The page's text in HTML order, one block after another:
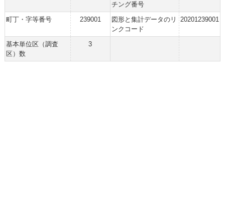
チング番号
町丁・字等番号 239001
図形と集計データのリ
ンクコード
20201239001
基本単位区（調査
区）数
3